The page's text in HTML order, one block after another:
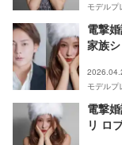
モデルプ
電撃
家族
モデルプ
電撃
リ ロ